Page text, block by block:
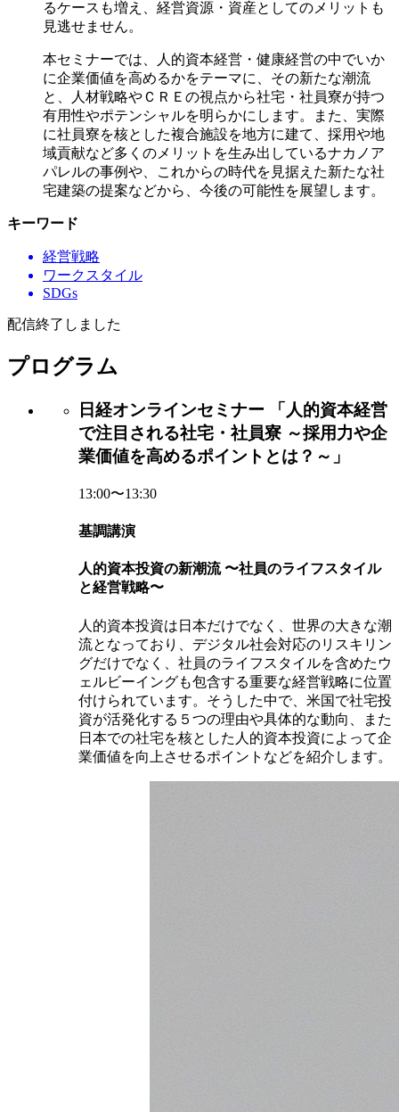
るケースも増え、経営資源・資産としてのメリットも
見逃せません。
本セミナーでは、人的資本経営・健康経営の中でいか
に企業価値を高めるかをテーマに、その新たな潮流
と、人材戦略やＣＲＥの視点から社宅・社員寮が持つ
有用性やポテンシャルを明らかにします。また、実際
に社員寮を核とした複合施設を地方に建て、採用や地
域貢献など多くのメリットを生み出しているナカノア
パレルの事例や、これからの時代を見据えた新たな社
宅建築の提案などから、今後の可能性を展望します。
キーワード
経営戦略
ワークスタイル
SDGs
配信終了しました
プログラム
日経オンラインセミナー 「人的資本経営
で注目される社宅・社員寮 ～採用力や企
業価値を高めるポイントとは？～」
13:00〜13:30
基調講演
人的資本投資の新潮流 〜社員のライフスタイル
と経営戦略〜
人的資本投資は日本だけでなく、世界の大きな潮
流となっており、デジタル社会対応のリスキリン
グだけでなく、社員のライフスタイルを含めたウ
ェルビーイングも包含する重要な経営戦略に位置
付けられています。そうした中で、米国で社宅投
資が活発化する５つの理由や具体的な動向、また
日本での社宅を核とした人的資本投資によって企
業価値を向上させるポイントなどを紹介します。